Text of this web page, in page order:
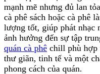
mạnh mẽ nhưng đủ lan
cà phê sách hoặc cà phê
lượng tốt, giúp phát nhạc
ảnh hưởng đến sự tập
quán cà phê chill phù hợp
thư giãn, tinh tế và một
phong cách của quán.